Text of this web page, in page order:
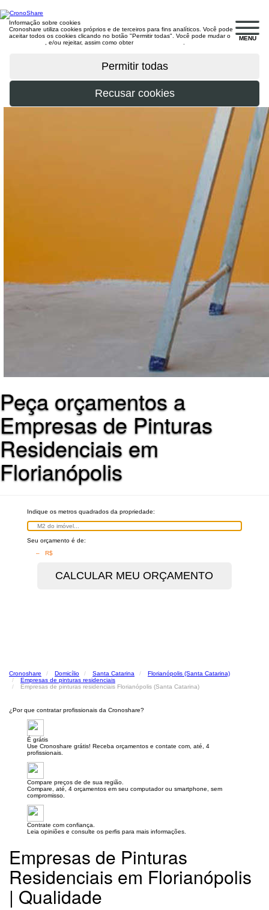
MENU
Informação sobre cookies
Cronoshare utiliza cookies próprios e de terceiros para fins analíticos. Você pode
aceitar todos os cookies clicando no botão "Permitir todas". Você pode mudar o
, e/ou rejeitar, assim como obter
Peça orçamentos a
Empresas de Pinturas
Residenciais em
Florianópolis
Indique os metros quadrados da propriedade:
Seu orçamento é de:
– R$
Cronoshare Domicílio Santa Catarina
Florianópolis (Santa Catarina)
Empresas de pinturas residenciais
Empresas de pinturas residenciais Florianópolis (Santa Catarina)
¿Por que contratar profissionais da Cronoshare?
É grátis
Use Cronoshare grátis! Receba orçamentos e contate com, até, 4
profissionais.
Compare preços de de sua região.
Compare, até, 4 orçamentos em seu computador ou smartphone, sem
compromisso.
Contrate com confiança.
Leia opiniões e consulte os perfis para mais informações.
Empresas de Pinturas
Residenciais em Florianópolis
| Qualidade